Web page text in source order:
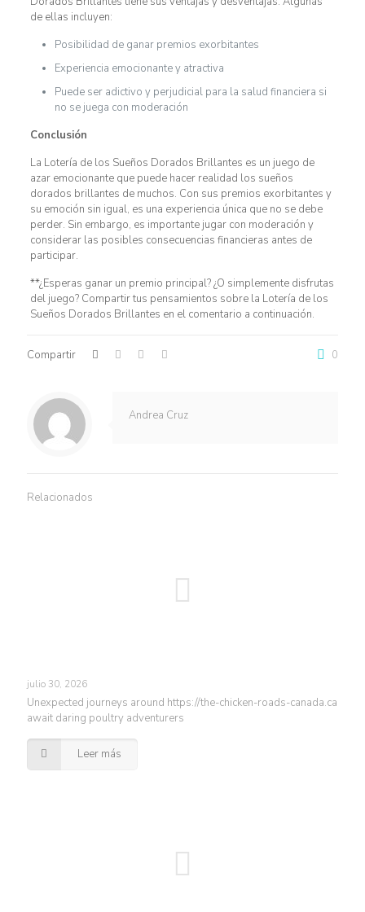
de ellas incluyen:
Posibilidad de ganar premios exorbitantes
Experiencia emocionante y atractiva
Puede ser adictivo y perjudicial para la salud financiera si
no se juega con moderación
Conclusión
La Lotería de los Sueños Dorados Brillantes es un juego de
azar emocionante que puede hacer realidad los sueños
dorados brillantes de muchos. Con sus premios exorbitantes y
su emoción sin igual, es una experiencia única que no se debe
perder. Sin embargo, es importante jugar con moderación y
considerar las posibles consecuencias financieras antes de
participar.
**¿Esperas ganar un premio principal? ¿O simplemente disfrutas
del juego? Compartir tus pensamientos sobre la Lotería de los
Sueños Dorados Brillantes en el comentario a continuación.
Compartir 0
Andrea Cruz
Relacionados
julio 30, 2026
Unexpected journeys around https://the-chicken-roads-canada.ca
await daring poultry adventurers
Leer más